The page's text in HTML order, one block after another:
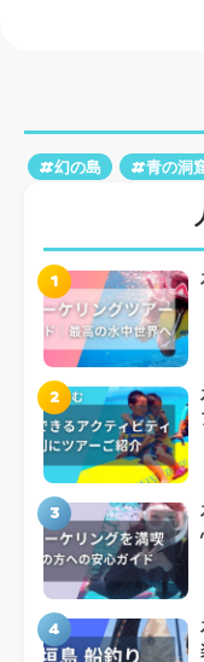
#幻の島 #青の洞
1
2
3
4